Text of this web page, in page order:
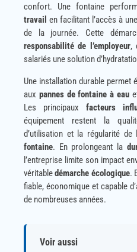
confort. Une fontaine
travail en facilitant l’accès à
de la journée. Cette
responsabilité de l’employeur,
salariés une solution
Une installation durable permet
aux pannes de fontaine à eau
Les principaux facteurs
équipement restent la
d’utilisation et la régularité
fontaine. En prolongeant la
l’entreprise limite son impact
véritabledémarche écologique.
fiable, économique et capable
de nombreuses années.
Voir aussi